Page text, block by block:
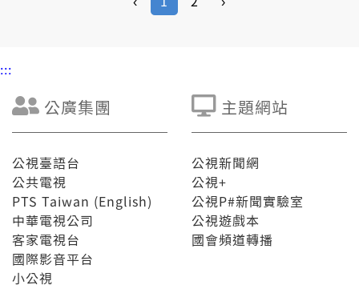
:::
公廣集團
公視臺語台
公共電視
PTS Taiwan (English)
中華電視公司
客家電視台
國際影音平台
小公視
主題網站
公視新聞網
公視+
公視P#新聞實驗室
公視遊戲本
國會頻道轉播